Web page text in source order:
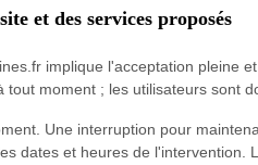
et des services proposés
implique l'acceptation pleine
moment ; les utilisateurs sont
Une interruption pour
dates et heures de